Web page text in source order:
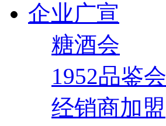
企业广宣
糖酒会
1952品鉴会
经销商加盟